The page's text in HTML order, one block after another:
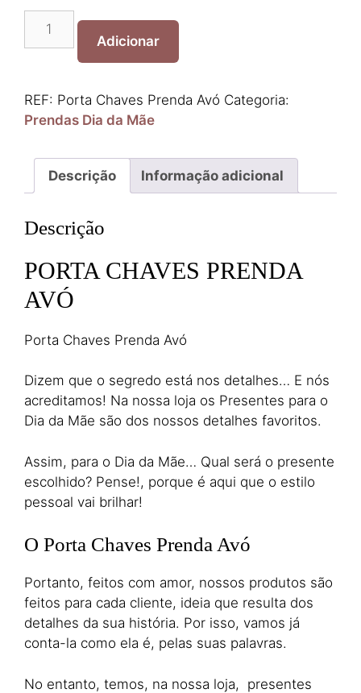
Quantidade
Prenda
Avó
Adicionar
REF: Porta Chaves Prenda Avó Categoria:
Prendas Dia da Mãe
Descrição Informação adicional
Descrição
PORTA CHAVES PRENDA
AVÓ
Porta Chaves Prenda Avó
Dizem que o segredo está nos detalhes… E nós
acreditamos! Na nossa loja os Presentes para o
Dia da Mãe são dos nossos detalhes favoritos.
Assim, para o Dia da Mãe… Qual será o presente
escolhido? Pense!, porque é aqui que o estilo
pessoal vai brilhar!
O Porta Chaves Prenda Avó
Portanto, feitos com amor, nossos produtos são
feitos para cada cliente, ideia que resulta dos
detalhes da sua história. Por isso, vamos já
conta-la como ela é, pelas suas palavras.
No entanto, temos, na nossa loja, presentes